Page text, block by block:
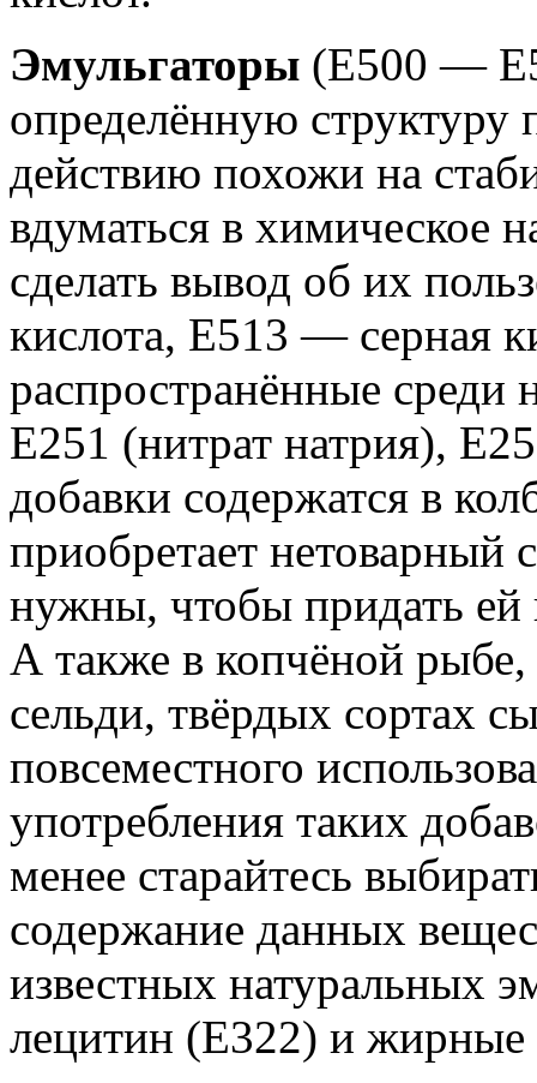
Эмульгаторы (Е500 —
определённую структуру
действию похожи на
вдуматься в химическое
сделать вывод об их
кислота, Е513 — серная
распространённые среди
Е251 (нитрат натрия),
добавки содержатся в
приобретает нетоварный
нужны, чтобы придать
А также в копчёной
сельди, твёрдых сортах
повсеместного
употребления таких
менее старайтесь
содержание данных
известных натуральных
лецитин (Е322) и